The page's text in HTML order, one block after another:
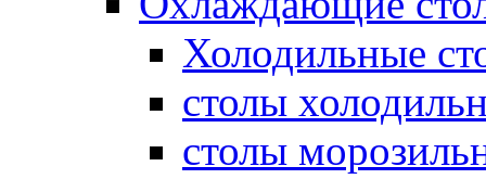
Холодильные
столы
столы